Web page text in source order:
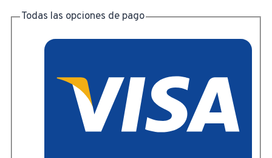
Todas las opciones de pago